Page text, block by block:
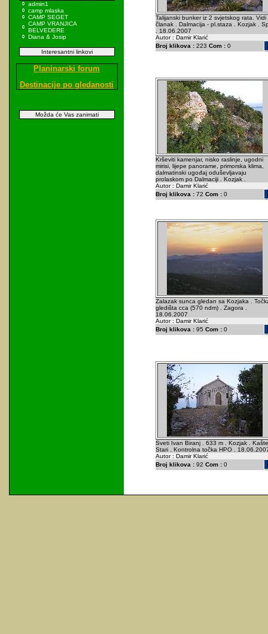
admin1
camp mlaska
CAMP SEGET
CAMP VRANJICA
BELVEDERE
Diana & Josip
Interesantni linkovi
Planinarski forum
Destinacije po gledanosti
Možda će Vas zanimati
Talijanski bunker iz 2 svjetskog rata. Vidi
članak . Dalmacija - pl.staza . Kozjak .
. 18.06.2007
Autor : Damir Klarić
Broj klikova :223 Com :0
Krševiti kamenjar, nisko raslinje, ugodni
mirisi, lijepe panorame, primorska klima,
dalmatinski ugođaj oduševljavaju
prolaskom po Dalmaciji . Kozjak .
Autor : Damir Klarić
Broj klikova :72 Com :0
Zalazak sunca gledan sa Kozjaka .
gledišta cca (570 ndm) . Zagora .
18.06.2007
Autor : Damir Klarić
Broj klikova :95 Com :0
Sveti Ivan Biranj . 633 m . Kozjak .
Stari . Kontrolna točka HPO .
Autor : Damir Klarić
Broj klikova :92 Com :0